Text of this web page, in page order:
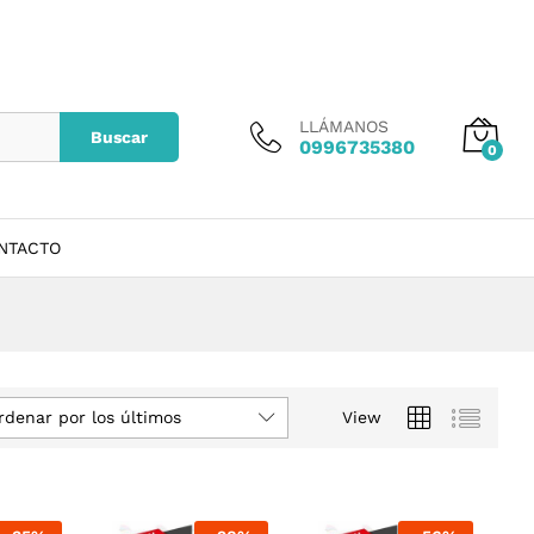
Buscar
LLÁMANOS
0996735380 0
View
por los últimos